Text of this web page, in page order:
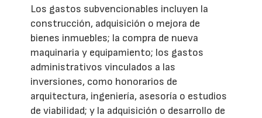
Los gastos subvencionables incluyen la
construcción, adquisición o mejora de
bienes inmuebles; la compra de nueva
maquinaria y equipamiento; los gastos
administrativos vinculados a las
inversiones, como honorarios de
arquitectura, ingeniería, asesoría o estudios
de viabilidad; y la adquisición o desarrollo de